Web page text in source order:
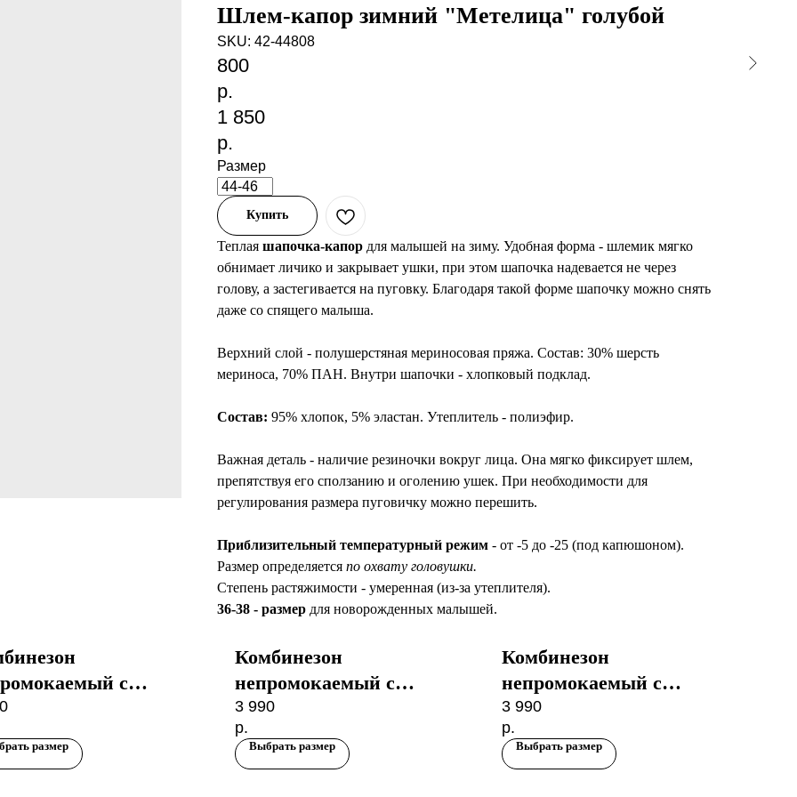
Шлем-капор зимний "Метелица" голубой
SKU: 42-44808
800
р.
1 850
р.
Размер
Купить
Теплая шапочка-капор для малышей на зиму. Удобная форма - шлемик мягко
обнимает личико и закрывает ушки, при этом шапочка надевается не через
голову, а застегивается на пуговку. Благодаря такой форме шапочку можно снять
даже со спящего малыша.
Верхний слой - полушерстяная мериносовая пряжа. Состав: 30% шерсть
мериноса, 70% ПАН. Внутри шапочки - хлопковый подклад.
Состав: 95% хлопок, 5% эластан. Утеплитель - полиэфир.
Важная деталь - наличие резиночки вокруг лица. Она мягко фиксирует шлем,
препятствуя его сползанию и оголению ушек. При необходимости для
регулирования размера пуговичку можно перешить.
Приблизительный температурный режим - от -5 до -25 (под капюшоном).
Размер определяется по охвату головушки.
Степень растяжимости - умеренная (из-за утеплителя).
36-38 - размер для новорожденных малышей.
с
Зимний
Айсберг
размер
Комбинезон
непромокаемый с
утеплителем Зимний
Медвежонок Пыльная
роза
3 990
р.
Выбрать размер
Комбинезон
непромокаемый с
утеплителем Зимний
Медвежонок Полынь
3 990
р.
Выбрать размер